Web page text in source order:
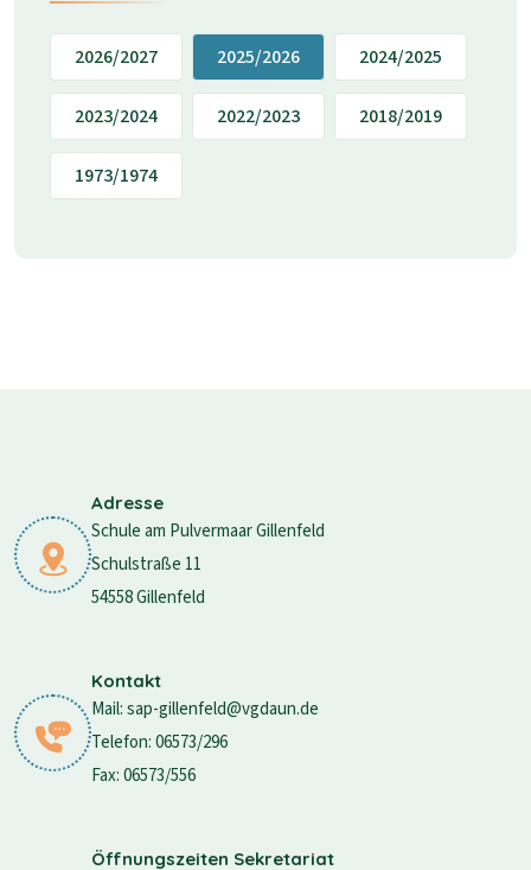
2026/2027 2025/2026 2024/2025
2023/2024 2022/2023 2018/2019
1973/1974
Adresse
Schule am Pulvermaar Gillenfeld
Schulstraße 11
54558 Gillenfeld
Kontakt
Mail: sap-gillenfeld@vgdaun.de
Telefon: 06573/296
Fax: 06573/556
Öffnungszeiten Sekretariat